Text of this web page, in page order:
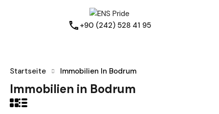
+90 (242) 528 41 95
Startseite Immobilien In Bodrum
Immobilien in Bodrum